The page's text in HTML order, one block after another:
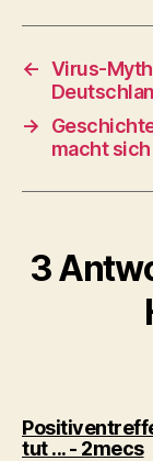
← Virus-
→
macht
3
tut ... - 2mecs